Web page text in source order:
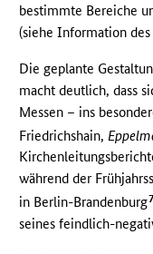
bestimmte Bereiche
(siehe Information des
Die geplante
macht deutlich, dass
Messen – ins
Friedrichshain,
während der
in Berlin-Brandenburg7
seines feindlich-